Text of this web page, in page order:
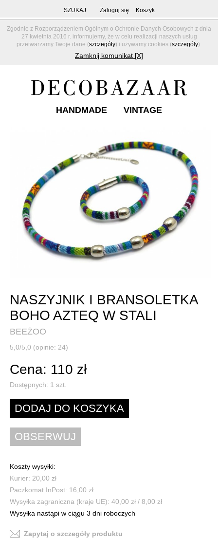
Zgodnie z Rozporządzeniem Ogólnym o Ochronie Danych Osobowych z dnia
27 kwietnia 2016 r. informujemy, że w celu realizacji naszych usług
przetwarzamy Twoje dane (szczegóły) i używamy cookies (szczegóły).
Zamknij komunikat [X]
SZUKAJ Zaloguj się Koszyk
HANDMADE VINTAGE
NASZYJNIK I BRANSOLETKA
BOHO AZTEQ W STALI
BEEŻOO
5,0/5,0 (opinie: 24)
Cena: 110 zł
Dostępnych: 1 szt.
Koszty wysyłki:
Kurier: 20,00 zł
Paczkomat InPost: 16,00 zł
Wysyłka zagraniczna (kraje UE): 40,00 zł / 8,00 zł
Wysyłka nastąpi w ciągu 3 dni roboczych
Zapytaj o szczegóły produktu